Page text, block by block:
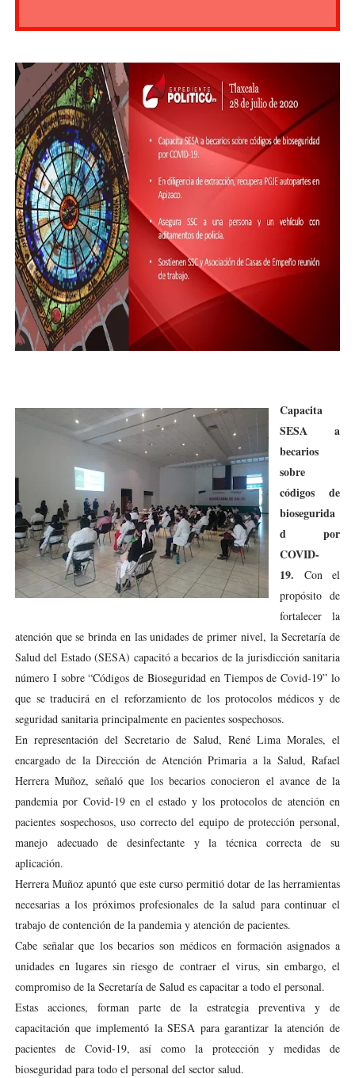
Capacita
SESA a
becarios
sobre
códigos de
biosegurida
d por
COVID-
19. Con el
propósito de
fortalecer la
atención que se brinda en las unidades de primer nivel, la Secretaría de
Salud del Estado (SESA) capacitó a becarios de la jurisdicción sanitaria
número I sobre “Códigos de Bioseguridad en Tiempos de Covid-19” lo
que se traducirá en el reforzamiento de los protocolos médicos y de
seguridad sanitaria principalmente en pacientes sospechosos.
En representación del Secretario de Salud, René Lima Morales, el
encargado de la Dirección de Atención Primaria a la Salud, Rafael
Herrera Muñoz, señaló que los becarios conocieron el avance de la
pandemia por Covid-19 en el estado y los protocolos de atención en
pacientes sospechosos, uso correcto del equipo de protección personal,
manejo adecuado de desinfectante y la técnica correcta de su
aplicación.
Herrera Muñoz apuntó que este curso permitió dotar de las herramientas
necesarias a los próximos profesionales de la salud para continuar el
trabajo de contención de la pandemia y atención de pacientes.
Cabe señalar que los becarios son médicos en formación asignados a
unidades en lugares sin riesgo de contraer el virus, sin embargo, el
compromiso de la Secretaría de Salud es capacitar a todo el personal.
Estas acciones, forman parte de la estrategia preventiva y de
capacitación que implementó la SESA para garantizar la atención de
pacientes de Covid-19, así como la protección y medidas de
bioseguridad para todo el personal del sector salud.